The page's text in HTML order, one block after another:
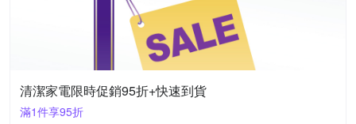
清潔家電限時促銷95折+快速到貨
滿1件享95折